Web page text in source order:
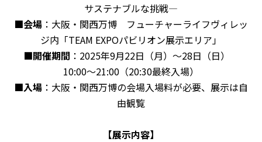
サステナブルな挑戦―
■会場 ：大阪・関西万博 フューチャーライフヴィレッ
ジ内「TEAM EXPOパビリオン展示エリア」
■開催期間 ： 2025年9月22日（月）～28日（日）
10:00～21:00（20:30最終入場）
■入場 ：大阪・関西万博の会場入場料が必要、展示は自
由観覧
【展示内容】